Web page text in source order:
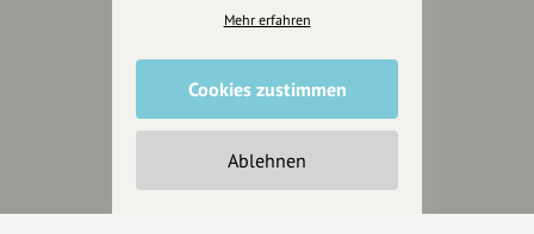
uns für unsere Region und
für alle, die uns besuchen
wollen.
Inhalte vorschlagen
Mehr erfahren
Cookies zustimmen
Ablehnen